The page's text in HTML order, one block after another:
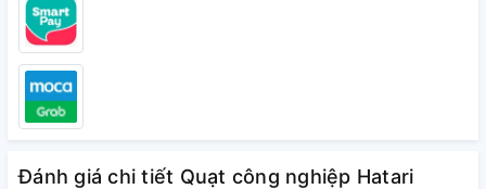
Đánh giá chi tiết Quạt công nghiệp Hatari